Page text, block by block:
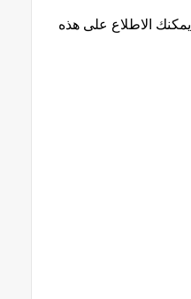
الاطلاع على هذه